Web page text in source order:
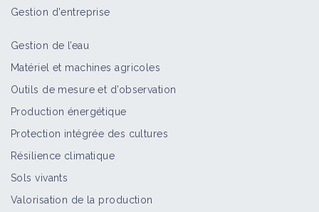
Asperges & Carottes - 15/22 Fabrice
Meyer
- Fabrice Meyer 4/22
Gestion d'entreprise
Gestion de l’eau
Matériel et machines agricoles
Outils de mesure et d’observation
Production énergétique
Protection intégrée des cultures
Résilience climatique
Sols vivants
Valorisation de la production